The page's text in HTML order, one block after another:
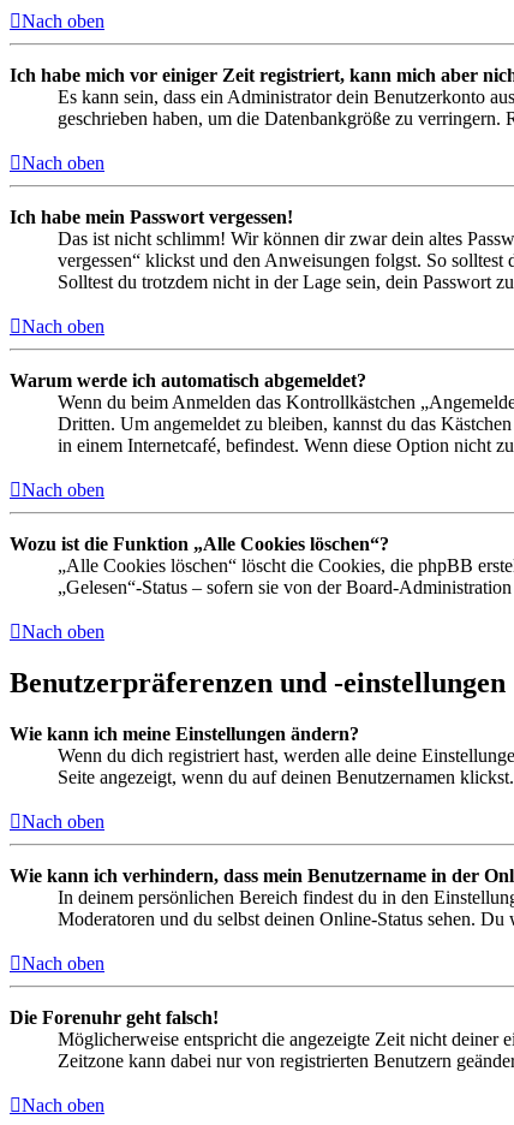
Nach oben
Ich habe mich vor einiger Zeit registriert, kann mich aber
Es kann sein, dass ein Administrator dein Benutzerkonto
geschrieben haben, um die Datenbankgröße zu
Nach oben
Ich habe mein Passwort vergessen!
Das ist nicht schlimm! Wir können dir zwar dein altes
vergessen“ klickst und den Anweisungen folgst. So
Solltest du trotzdem nicht in der Lage sein, dein Passwort
Nach oben
Warum werde ich automatisch abgemeldet?
Wenn du beim Anmelden das Kontrollkästchen
Dritten. Um angemeldet zu bleiben, kannst du das
in einem Internetcafé, befindest. Wenn diese Option nicht
Nach oben
Wozu ist die Funktion „Alle Cookies löschen“?
„Alle Cookies löschen“ löscht die Cookies, die phpBB
„Gelesen“-Status – sofern sie von der Board-
Nach oben
Benutzerpräferenzen und -einstellungen
Wie kann ich meine Einstellungen ändern?
Wenn du dich registriert hast, werden alle deine
Seite angezeigt, wenn du auf deinen Benutzernamen
Nach oben
Wie kann ich verhindern, dass mein Benutzername in der
In deinem persönlichen Bereich findest du in den
Moderatoren und du selbst deinen Online-Status sehen.
Nach oben
Die Forenuhr geht falsch!
Möglicherweise entspricht die angezeigte Zeit nicht deiner
Zeitzone kann dabei nur von registrierten Benutzern
Nach oben